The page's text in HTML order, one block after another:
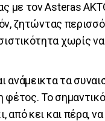
με τον Asteras
ζητώντας
χωρίς να
ανάμεικτα τα
φέτος. Το σημαντικό
από κει και πέρα,